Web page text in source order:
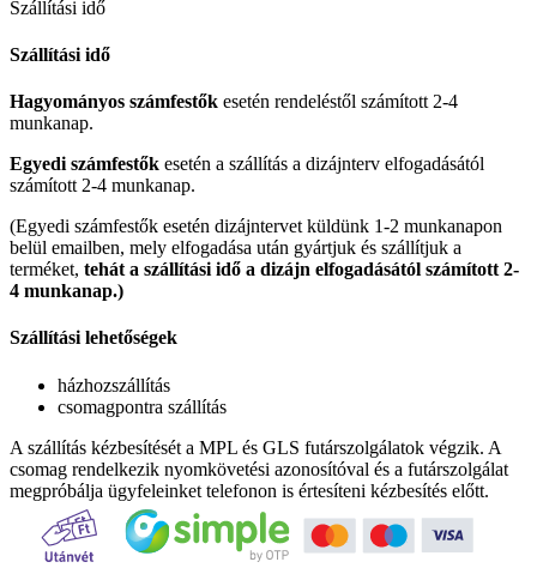
Szállítási idő
Szállítási idő
Hagyományos számfestők esetén rendeléstől számított 2-4
munkanap.
Egyedi számfestők esetén a szállítás a dizájnterv elfogadásától
számított 2-4 munkanap.
(Egyedi számfestők esetén dizájntervet küldünk 1-2 munkanapon
belül emailben, mely elfogadása után gyártjuk és szállítjuk a
terméket, tehát a szállítási idő a dizájn elfogadásától számított 2-
4 munkanap.)
Szállítási lehetőségek
házhozszállítás
csomagpontra szállítás
A szállítás kézbesítését a MPL és GLS futárszolgálatok végzik. A
csomag rendelkezik nyomkövetési azonosítóval és a futárszolgálat
megpróbálja ügyfeleinket telefonon is értesíteni kézbesítés előtt.